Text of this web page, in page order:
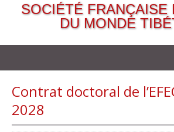
SOCIÉTÉ FRANÇAISE
DU MONDE
Contrat doctoral de
2028